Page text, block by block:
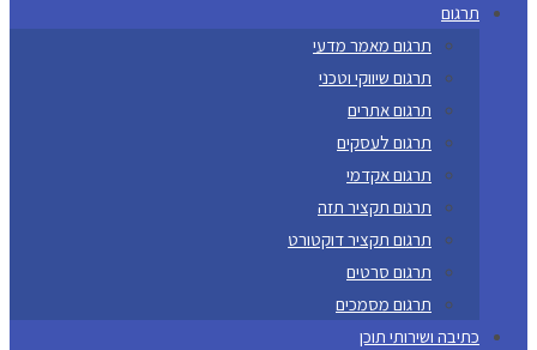
תרגום
תרגום מאמר מדעי
תרגום שיווקי וטכני
תרגום אתרים
תרגום לעסקים
תרגום אקדמי
תרגום תקציר תזה
תרגום תקציר דוקטורט
תרגום סרטים
תרגום מסמכים
כתיבה ושירותי תוכן